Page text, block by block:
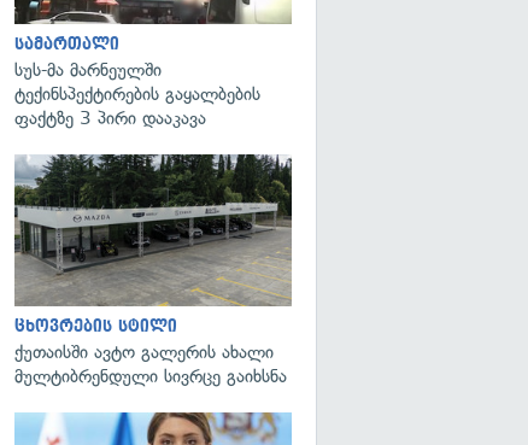
გადახედვა
სამართალი
სუს-მა მარნეულში
ტექინსპექტირების გაყალბების
ფაქტზე 3 პირი დააკავა
ცხოვრების სტილი
ქუთაისში ავტო გალერის ახალი
მულტიბრენდული სივრცე გაიხსნა